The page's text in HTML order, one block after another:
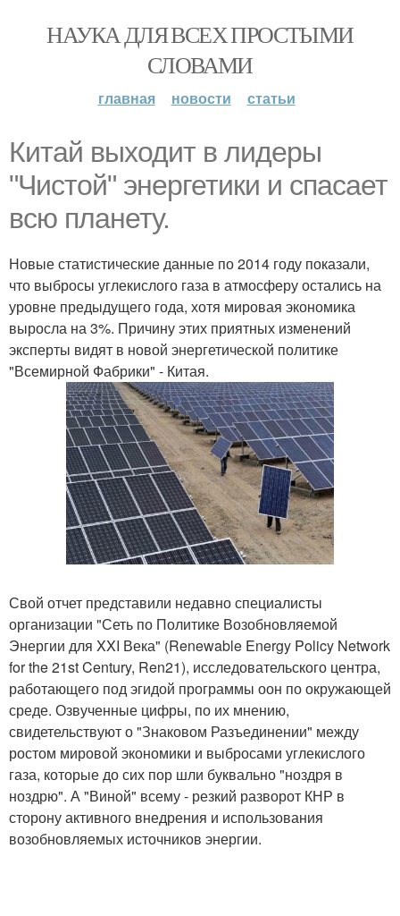
НАУКА ДЛЯ ВСЕХ ПРОСТЫМИ
СЛОВАМИ
главная новости статьи
Китай выходит в лидеры
"Чистой" энергетики и спасает
всю планету.
Новые статистические данные по 2014 году показали,
что выбросы углекислого газа в атмосферу остались на
уровне предыдущего года, хотя мировая экономика
выросла на 3%. Причину этих приятных изменений
эксперты видят в новой энергетической политике
"Всемирной Фабрики" - Китая.
Свой отчет представили недавно специалисты
организации "Сеть по Политике Возобновляемой
Энергии для XXI Века" (Renewable Energy Policy Network
for the 21st Century, Ren21), исследовательского центра,
работающего под эгидой программы оон по окружающей
среде. Озвученные цифры, по их мнению,
свидетельствуют о "Знаковом Разъединении" между
ростом мировой экономики и выбросами углекислого
газа, которые до сих пор шли буквально "ноздря в
ноздрю". А "Виной" всему - резкий разворот КНР в
сторону активного внедрения и использования
возобновляемых источников энергии.